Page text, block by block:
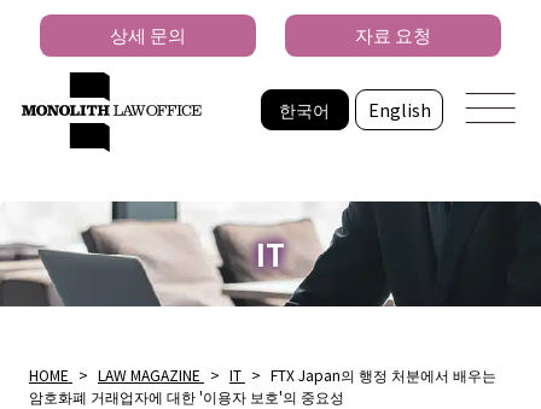
한국어 English
상세 문의 자료 요청
IT
HOME > LAW MAGAZINE > IT > FTX Japan의 행정 처분에서 배우는
암호화폐 거래업자에 대한 '이용자 보호'의 중요성